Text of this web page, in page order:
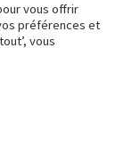
vous offrir
préférences et
vous